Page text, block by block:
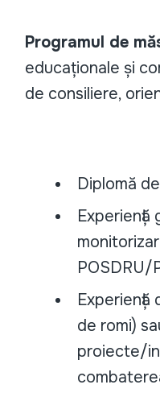
Programul de
educaționale și
de consiliere,
Diplomă
POSDRU/
de romi)
proiecte/